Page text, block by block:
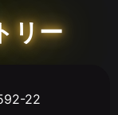
リー
22